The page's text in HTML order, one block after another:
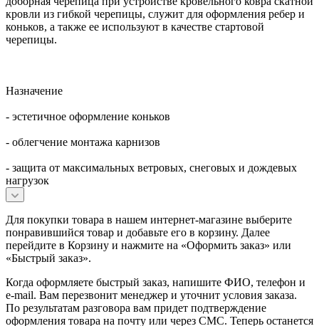
кровли из гибкой черепицы, служит для оформления ребер и
коньков, а также ее используют в качестве стартовой
черепицы.
Назначение
- эстетичное оформление коньков
- облегчение монтажа карнизов
- защита от максимальных ветровых, снеговых и дождевых
нагрузок
Для покупки товара в нашем интернет-магазине выберите
понравившийся товар и добавьте его в корзину. Далее
перейдите в Корзину и нажмите на «Оформить заказ» или
«Быстрый заказ».
Когда оформляете быстрый заказ, напишите ФИО, телефон и
e-mail. Вам перезвонит менеджер и уточнит условия заказа.
По результатам разговора вам придет подтверждение
оформления товара на почту или через СМС. Теперь останется